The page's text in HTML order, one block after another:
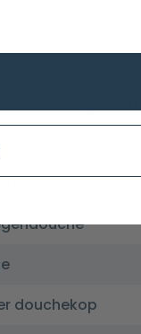
kraan
douchekop